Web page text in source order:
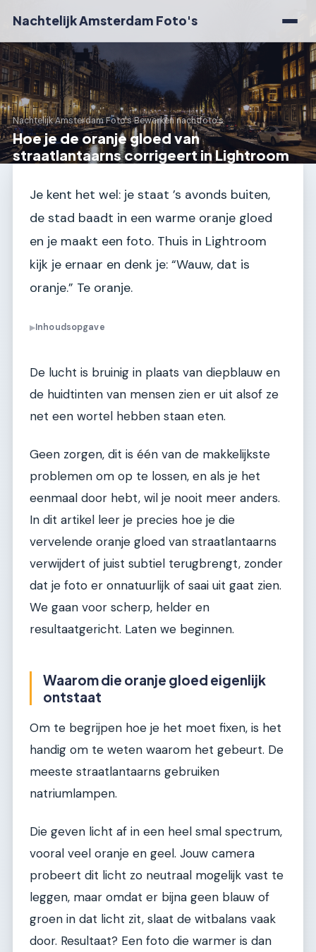
Nachtelijk Amsterdam Foto's
Nachtelijk Amsterdam Foto's›Bewerken nachtfoto's
Hoe je de oranje gloed van
straatlantaarns corrigeert in Lightroom
Je kent het wel: je staat ’s avonds buiten,
de stad baadt in een warme oranje gloed
en je maakt een foto. Thuis in Lightroom
kijk je ernaar en denk je: “Wauw, dat is
oranje.” Te oranje.
▶Inhoudsopgave
De lucht is bruinig in plaats van diepblauw en
de huidtinten van mensen zien er uit alsof ze
net een wortel hebben staan eten.
Geen zorgen, dit is één van de makkelijkste
problemen om op te lossen, en als je het
eenmaal door hebt, wil je nooit meer anders.
In dit artikel leer je precies hoe je die
vervelende oranje gloed van straatlantaarns
verwijdert of juist subtiel terugbrengt, zonder
dat je foto er onnatuurlijk of saai uit gaat zien.
We gaan voor scherp, helder en
resultaatgericht. Laten we beginnen.
Waarom die oranje gloed eigenlijk
ontstaat
Om te begrijpen hoe je het moet fixen, is het
handig om te weten waarom het gebeurt. De
meeste straatlantaarns gebruiken
natriumlampen.
Die geven licht af in een heel smal spectrum,
vooral veel oranje en geel. Jouw camera
probeert dit licht zo neutraal mogelijk vast te
leggen, maar omdat er bijna geen blauw of
groen in dat licht zit, slaat de witbalans vaak
door. Resultaat? Een foto die warmer is dan